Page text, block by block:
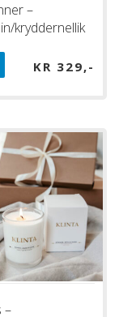
–
kryddernellik
KR 329
–